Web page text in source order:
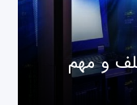
و مهم